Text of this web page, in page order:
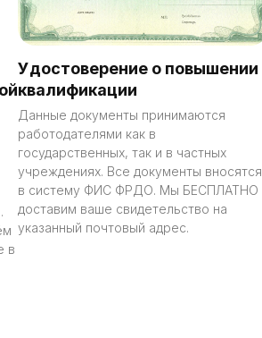
в
Удостоверение о повышении
квалификации
Данные документы принимаются
работодателями как в
государственных, так и в частных
учреждениях. Все документы вносятся
в систему ФИС ФРДО. Мы БЕСПЛАТНО
доставим ваше свидетельство на
указанный почтовый адрес.